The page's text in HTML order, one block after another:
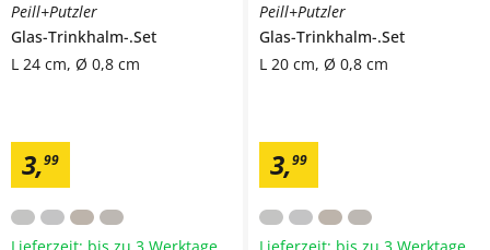
Peill+Putzler
Glas-Trinkhalm-.Set
L 24 cm, Ø 0,8 cm
3,99
Peill+Putzler
Glas-Trinkhalm-.Set
L 20 cm, Ø 0,8 cm
3,99